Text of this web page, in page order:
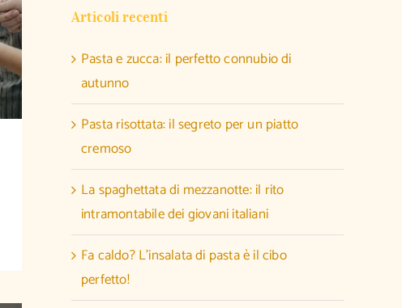
Articoli recenti
Pasta e zucca: il perfetto connubio di
autunno
Pasta risottata: il segreto per un piatto
cremoso
La spaghettata di mezzanotte: il rito
intramontabile dei giovani italiani
Fa caldo? L’insalata di pasta è il cibo
perfetto!